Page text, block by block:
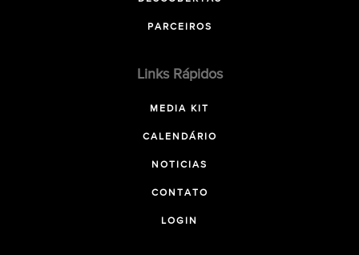
PARCEIROS
Links Rápidos
MEDIA KIT
CALENDÁRIO
NOTICIAS
CONTATO
LOGIN